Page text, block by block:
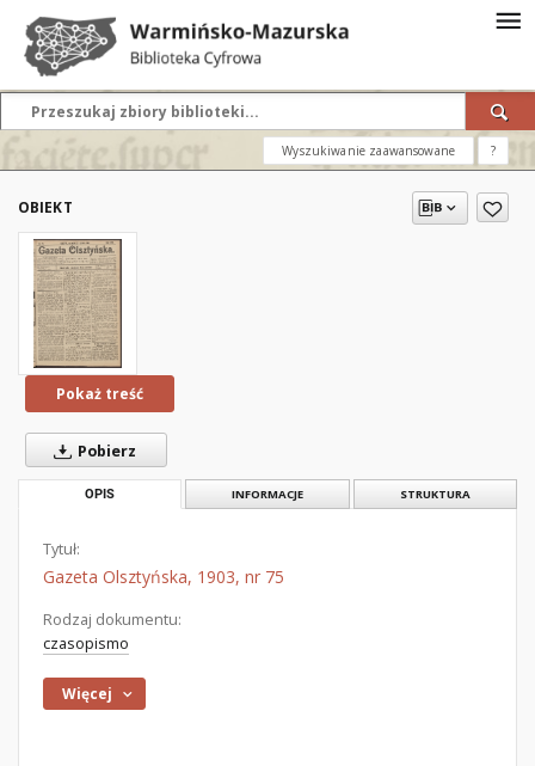
Wyszukiwanie zaawansowane ?
OBIEKT
Pokaż treść
Pobierz
OPIS INFORMACJE STRUKTURA
Tytuł:
Gazeta Olsztyńska, 1903, nr 75
Rodzaj dokumentu:
czasopismo
Więcej